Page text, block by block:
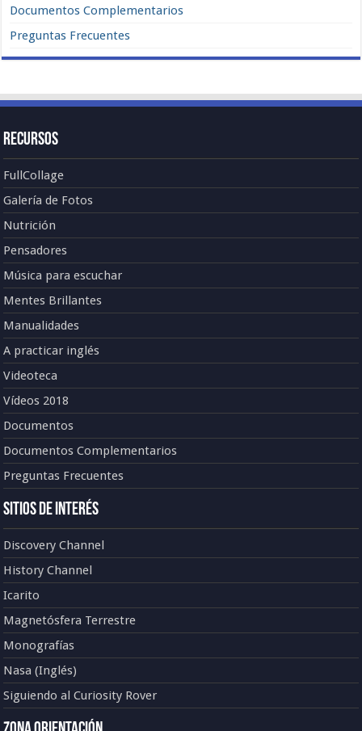
Documentos Complementarios
Preguntas Frecuentes
Recursos
FullCollage
Galería de Fotos
Nutrición
Pensadores
Música para escuchar
Mentes Brillantes
Manualidades
A practicar inglés
Videoteca
Vídeos 2018
Documentos
Documentos Complementarios
Preguntas Frecuentes
Sitios de Interés
Discovery Channel
History Channel
Icarito
Magnetósfera Terrestre
Monografías
Nasa (Inglés)
Siguiendo al Curiosity Rover